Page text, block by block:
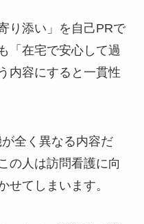
り添い」を自己PRで
「在宅で安心して過
内容にすると一貫性
全く異なる内容だ
の人は訪問看護に向
せてしまいます。